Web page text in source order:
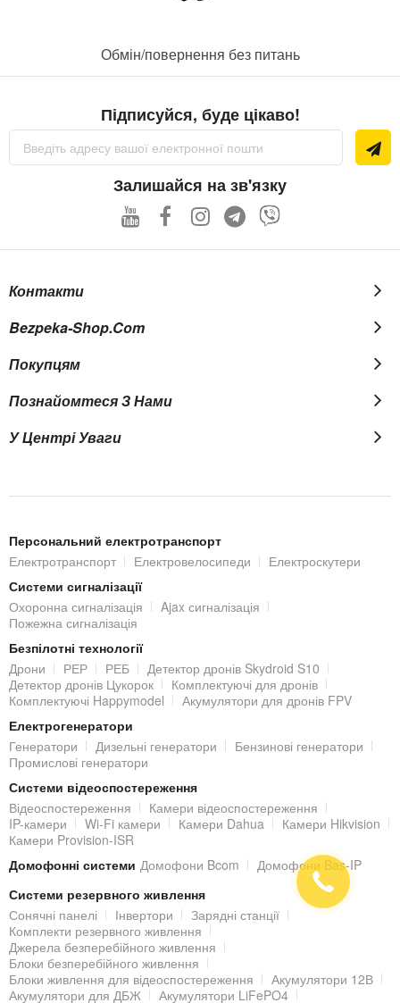
Обмін/повернення без питань
Підписуйся, буде цікаво!
Підпишіться
нашу
Залишайся на зв'язку
Контакти
Bezpeka-Shop.com
Покупцям
Познайомтеся З Нами
У Центрі Уваги
Персональний електротранспорт
Електротранспорт
Електровелосипеди
Електроскутери
Системи сигналізації
Охоронна сигналізація
Ajax сигналізація
Пожежна сигналізація
Безпілотні технології
Дрони
РЕР РЕБ
Детектор дронів Skydroid S10
Детектор дронів Цукорок
Комплектуючі для дронів
Комплектуючі Happymodel
Акумулятори для дронів FPV
Електрогенератори
Генератори
Дизельні генератори
Бензинові генератори
Промислові генератори
Системи відеоспостереження
Відеоспостереження
Камери відеоспостереження
IP-камери
Wi-Fi камери Камери Dahua
Камери Hikvision
Камери Provision-ISR
Домофонні системи Домофони Bcom
Домофони Bas-IP
Системи резервного живлення
Сонячні панелі
Інвертори
Зарядні станції
Комплекти резервного живлення
Джерела безперебійного живлення
Блоки безперебійного живлення
Блоки живлення для відеоспостереження
Акумулятори 12В
Акумулятори для ДБЖ
Акумулятори LiFePO4